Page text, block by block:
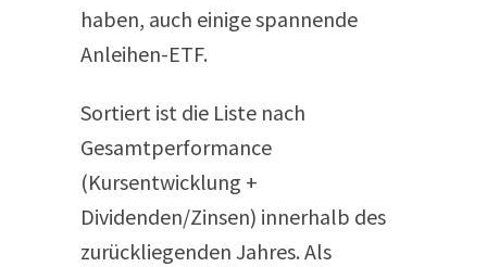
haben, auch einige spannende
Anleihen-ETF.
Sortiert ist die Liste nach
Gesamtperformance
(Kursentwicklung +
Dividenden/Zinsen) innerhalb des
zurückliegenden Jahres. Als